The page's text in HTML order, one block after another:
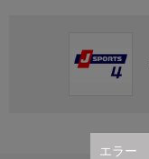
エラー